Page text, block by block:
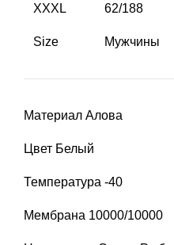
XXXL
Size
62/188
Мужчины
Материал Алова
Цвет Белый
Температура -40
Мембрана 10000/10000